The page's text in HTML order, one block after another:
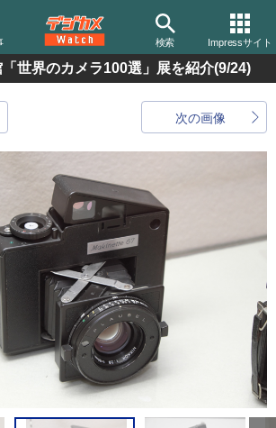
検索 Impressサイト
「世界のカメラ100選」展を紹介(9/24)
次の画像